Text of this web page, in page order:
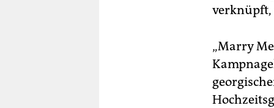
verknüpft,
„Marry